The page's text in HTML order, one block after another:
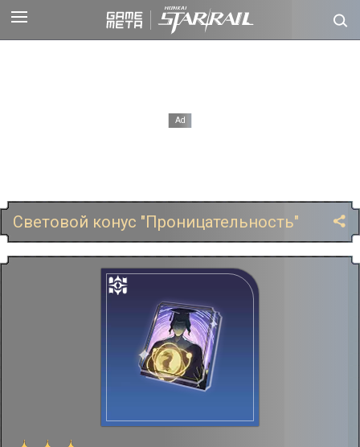
Световой конус "Проницательность"